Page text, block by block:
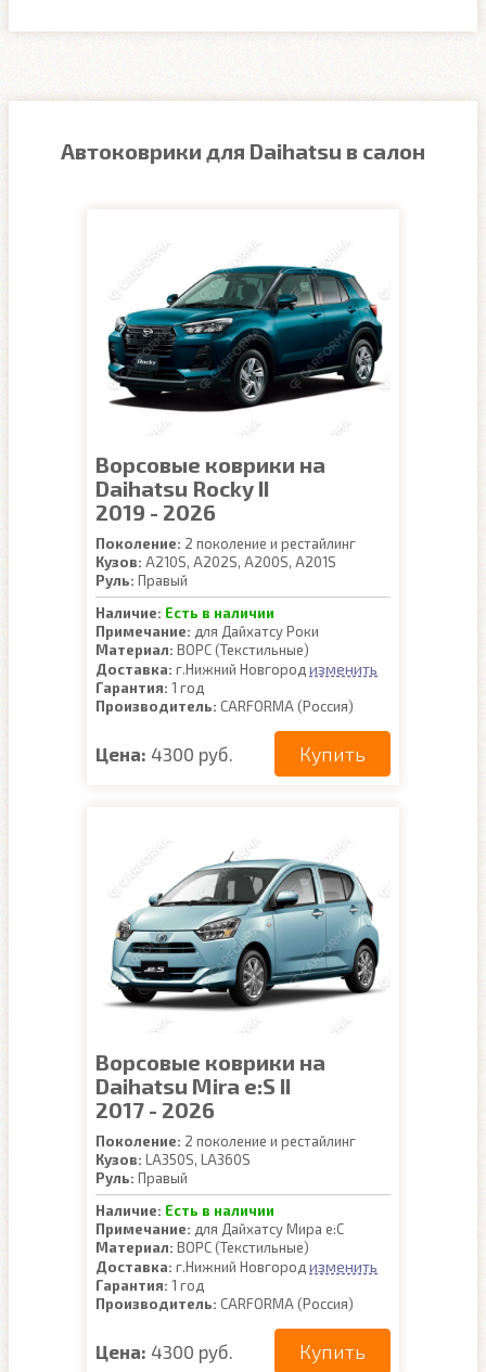
Автоковрики для Daihatsu в салон
Ворсовые коврики на
Daihatsu Rocky II
2019 - 2026
Поколение: 2 поколение и рестайлинг
Кузов: A210S, A202S, A200S, A201S
Руль: Правый
Наличие: Есть в наличии
Примечание: для Дайхатсу Роки
Материал: ВОРС (Текстильные)
Доставка: г.Нижний Новгород изменить
Гарантия: 1 год
Производитель: CARFORMA (Россия)
Цена: 4300 руб. Купить
Ворсовые коврики на
Daihatsu Mira e:S II
2017 - 2026
Поколение: 2 поколение и рестайлинг
Кузов: LA350S, LA360S
Руль: Правый
Наличие: Есть в наличии
Примечание: для Дайхатсу Мира е:С
Материал: ВОРС (Текстильные)
Доставка: г.Нижний Новгород изменить
Гарантия: 1 год
Производитель: CARFORMA (Россия)
Цена: 4300 руб. Купить